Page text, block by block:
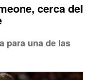
cerca del
para una de las